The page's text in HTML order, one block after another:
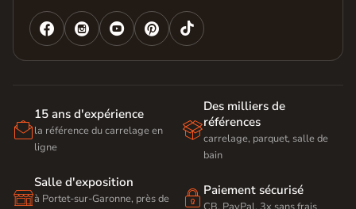
   

15 ans d'expérience
la référence du carrelage en
ligne

Des milliers de
références
carrelage, parquet, salle de
bain

Salle d'exposition
à Portet-sur-Garonne, près de
 Paiement sécurisé